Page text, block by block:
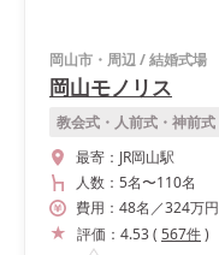
岡山市・周辺/結婚式場
岡山モノリス
教会式・人前式・神前式
最寄： JR岡山駅
人数： 5名〜110名
費用： 48名 ／324万円
評価： 4.53( 567件)